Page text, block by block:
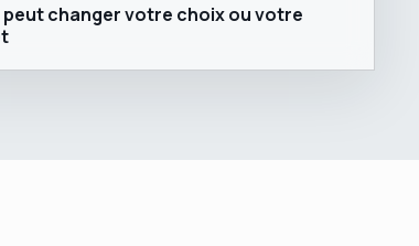
peut changer votre choix ou votre